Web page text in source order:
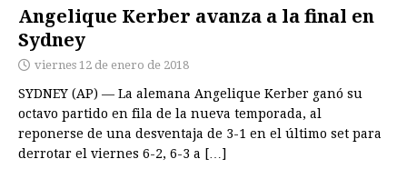
Angelique Kerber avanza a la final en
Sydney
viernes 12 de enero de 2018
SYDNEY (AP) — La alemana Angelique Kerber ganó su
octavo partido en fila de la nueva temporada, al
reponerse de una desventaja de 3-1 en el último set para
derrotar el viernes 6-2, 6-3 a […]